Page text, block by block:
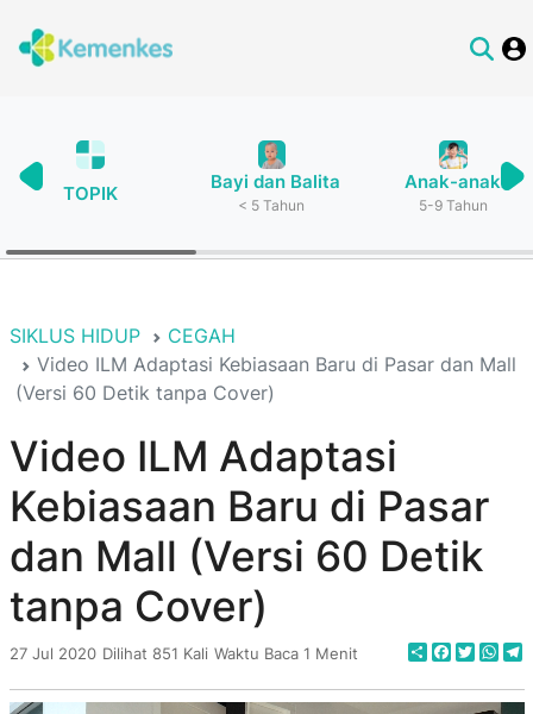
TOPIK
Bayi dan Balita
< 5 Tahun
Anak-anak
5-9 Tahun
SIKLUS HIDUP
CEGAH
Video ILM Adaptasi Kebiasaan Baru di Pasar dan Mall
(Versi 60 Detik tanpa Cover)
Video ILM Adaptasi
Kebiasaan Baru di Pasar
dan Mall (Versi 60 Detik
tanpa Cover)
27 Jul 2020 Dilihat 851 Kali Waktu Baca 1 Menit Share